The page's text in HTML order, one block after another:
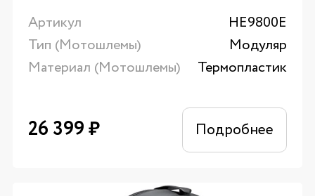
Артикул
HE9800E
Тип (Мотошлемы)
Модуляр
Материал (Мотошлемы)
Термопластик
26 399₽ Подробнее